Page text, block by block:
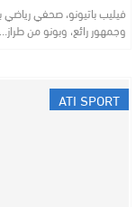
فيليب باتيونو، صحفي رياضي
وجمهور رائع، وبونو من طراز…
ATI SPORT